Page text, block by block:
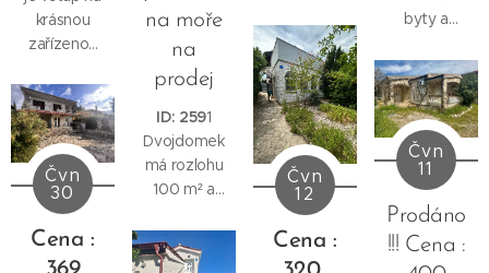
vybavenosti
potřebné
pro
bydlení i
turistické
pronajímání.
parkovacích
zadní části
domu se
nachází
úložný
prostor a
venkovní
toaleta.
Také menší
krytá
krásnou
zařízenou
mezipatře
se
nacházejí
dvě
ložnice.
na moře
na
prodej
ID: 2591
Dvojdomek
má rozlohu
100 m² a
ze dvou
podlaží.
prostorném
pozemku
na ostrově
Vir.
pozemek :
385 m2
Dům se
skládá z
přízemí a
horního
byty a
dvorem na
ostrově Vir
je na
prodej.
Čvn
30
Cena :
Čvn
12
Cena :
Čvn
11
Prodáno
!!! Cena :